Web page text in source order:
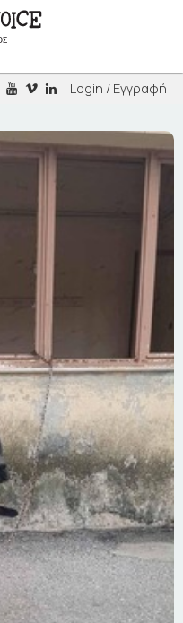
Login / Εγγραφή